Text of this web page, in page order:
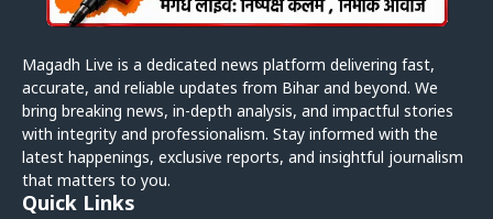
Magadh Live is a dedicated news platform delivering fast,
accurate, and reliable updates from Bihar and beyond. We
bring breaking news, in-depth analysis, and impactful stories
with integrity and professionalism. Stay informed with the
latest happenings, exclusive reports, and insightful journalism
that matters to you.
Quick Links